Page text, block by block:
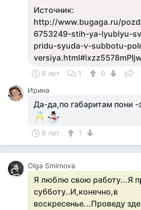
Источник:
http://www.bugaga.ru/
6753249-stih-ya-lyublyu-
pridu-syuda-v-subbotu-
8 лет 1
0
Ирина
Да-да,по габаритам пони -
8 лет 1
Olga Smirnova
Я люблю свою работу...Я
субботу..И,конечно,в
воскресенье...Проведу